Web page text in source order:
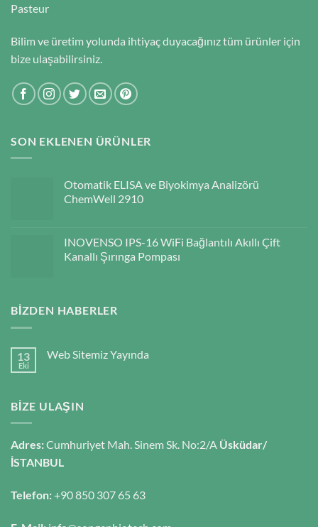
Pasteur
Bilim ve üretim yolunda ihtiyaç duyacağınız tüm ürünler için
bize ulaşabilirsiniz.
SON EKLENEN ÜRÜNLER
Otomatik ELISA ve Biyokimya Analizörü
ChemWell 2910
INOVENSO IPS-16 WiFi Bağlantılı Akıllı Çift
Kanallı Şırınga Pompası
BIZDEN HABERLER
13
Eki
Web Sitemiz Yayında
BIZE ULAŞIN
Adres:Cumhuriyet Mah. Sinem Sk. No:2/A Üsküdar/
İSTANBUL
Telefon:+90 850 307 65 63